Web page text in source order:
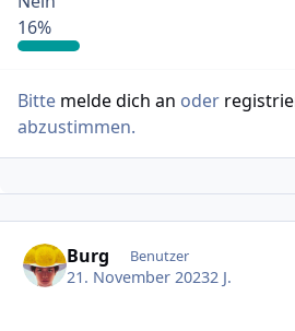
16%
Bitte melde dich an oder
abzustimmen.
Burg Benutzer
21. November 20232 J.